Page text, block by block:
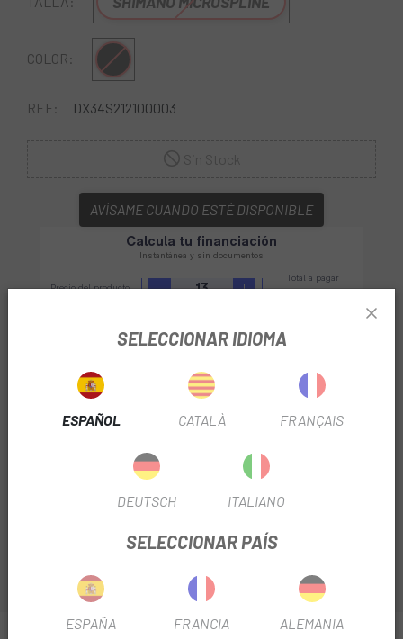
COLOR: Negro
REF: DX34S212100003
AVÍSAME CUANDO ESTÉ DISPONIBLE
Escapapuedes encontrar los recambios que tus
Specializedes un cuerpo de rueda libre compatible con
sistemas de transmisión Shimano Micro Spline. Está
fabricado en acero y cuenta con un mecanismo de
trinquete de 3 palancas. Además, incluye un tapón
SELECCIONAR IDIOMA
ESPAÑOL CATALÀ FRANÇAIS
DEUTSCH ITALIANO
SELECCIONAR PAÍS
ESPAÑA FRANCIA ALEMANIA